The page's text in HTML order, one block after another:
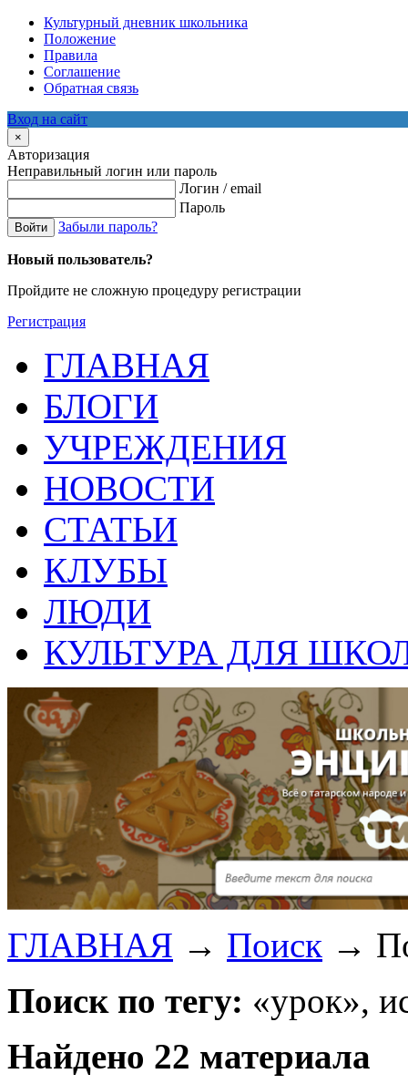
Культурный дневник школьника
Положение
Правила
Соглашение
Обратная связь
Вход на сайт
×
Авторизация
Неправильный логин или пароль
Логин / email
Пароль
Войти Забыли пароль?
Новый пользователь?
Пройдите не сложную процедуру регистрации
Регистрация
ГЛАВНАЯ
БЛОГИ
УЧРЕЖДЕНИЯ
НОВОСТИ
СТАТЬИ
КЛУБЫ
ЛЮДИ
КУЛЬТУРА ДЛЯ
ГЛАВНАЯ → Поиск →
Поиск по тегу: «урок»,
Найдено 22 материала